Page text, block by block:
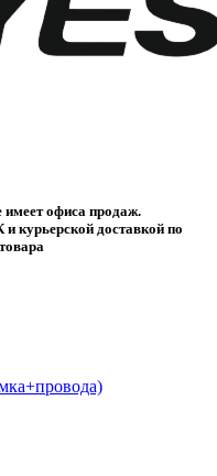
имеет офиса продаж.
курьерской доставкой по